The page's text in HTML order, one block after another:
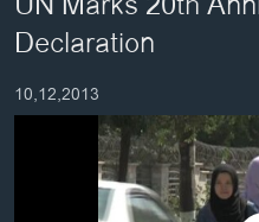
ໄປ
ຫາ
ຊອກ
ຄົ້ນ
ການເລືອກຕັ້ງ ປະທານາທີບໍດີ ສະ
ໂລກ
ອິດສະຫຼະພາບດ້ານການຂ່າວ
Declaration
10,12,2013